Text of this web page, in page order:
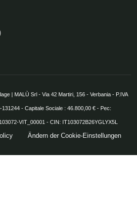
| MALÙ Srl - Via 42 Martiri, 156 - Verbania - P.IVA
- Capitale Sociale : 46.800,00 € - Pec:
VIT_00001 - CIN: IT103072B26YGLYX5L
Ändern der Cookie-Einstellungen